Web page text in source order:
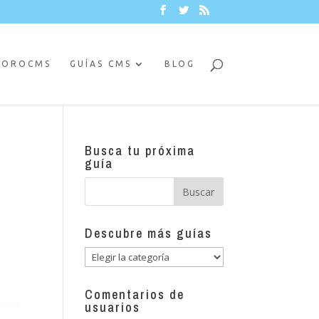
GUÍAS CMS BLOG
Busca tu próxima
guía
Descubre más guías
Descubre
guías
Comentarios de
usuarios